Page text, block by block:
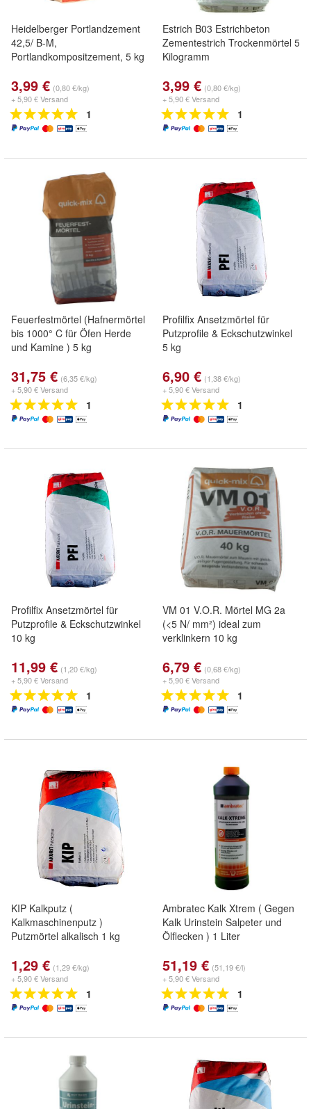
Heidelberger Portlandzement
42,5/ B-M,
Portlandkompositzement, 5 kg
3,99 € (0,80 €/kg)
+ 5,90 € Versand
1
Estrich B03 Estrichbeton
Zementestrich Trockenmörtel 5
Kilogramm
3,99 € (0,80 €/kg)
+ 5,90 € Versand
1
Feuerfestmörtel (Hafnermörtel
bis 1000° C für Öfen Herde
und Kamine ) 5 kg
31,75 € (6,35 €/kg)
+ 5,90 € Versand
1
Profilfix Ansetzmörtel für
Putzprofile & Eckschutzwinkel
5 kg
6,90 € (1,38 €/kg)
+ 5,90 € Versand
1
Profilfix Ansetzmörtel für
Putzprofile & Eckschutzwinkel
10 kg
11,99 € (1,20 €/kg)
+ 5,90 € Versand
1
VM 01 V.O.R. Mörtel MG 2a
(<5 N/ mm²) ideal zum
verklinkern 10 kg
6,79 € (0,68 €/kg)
+ 5,90 € Versand
1
KIP Kalkputz (
Kalkmaschinenputz )
Putzmörtel alkalisch 1 kg
1,29 € (1,29 €/kg)
+ 5,90 € Versand
1
Ambratec Kalk Xtrem ( Gegen
Kalk Urinstein Salpeter und
Ölflecken ) 1 Liter
51,19 € (51,19 €/l)
+ 5,90 € Versand
1